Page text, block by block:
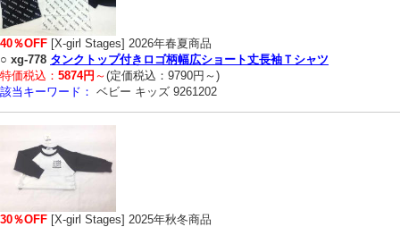
40％OFF [X-girl Stages] 2026年春夏商品
○ xg-778 タンクトップ付きロゴ柄幅広ショート丈長袖Ｔシャツ
特価税込： 5874円 ～(定価税込：9790円～)
該当キーワード： ベビー キッズ 9261202
30％OFF [X-girl Stages] 2025年秋冬商品